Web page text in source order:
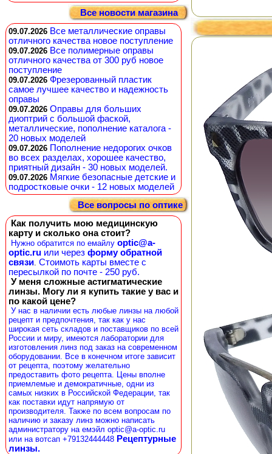
Все новости магазина
09.07.2026 Все металлические оправы
отличного качества новое поступление
09.07.2026 Все полимерные оправы
отличного качества от 300 руб новое
поступление
09.07.2026 Фрезерованный пластик
самое лучшее качество и надежность
оправы
09.07.2026 Оправы для больших
диоптрий с большой фаской,
металлические, пополнение каталога -
20 новых моделей
09.07.2026 Пополнение недорогих очков
во всех разделах, хорошее качество,
приятный дизайн - 30 новых моделей.
09.07.2026 Мягкие безопасные детские и
подростковые очки - 12 новых моделей
Все вопросы по оптике
Как получить мою медицинскую
карту и сколько она стоит?
Нужно обратится по емайлу optic@a-
optic.ru или через форму обратной
связи. Стоимоть карты вместе с
пересылкой по почте - 250 руб.
У меня сложные астигматические
линзы. Могу ли я купить такие у вас и
по какой цене?
У нас в наличии есть любые линзы на любой
рецепт и предпочтения, так как у нас
широкая сеть складов и поставщиков по всей
России и миру, имеются лаборатории для
изготовления линз под заказ на современном
оборудовании. Все в конечном итоге зависит
от рецепта, поэтому желательно
предоставить фото рецепта. Цены вполне
приемлемые и демократичные, одни из
самых низких в Российской Федерации, так
как поставки идут напрямую от
производителя. Также по всем вопросам по
наличию и заказу линз можно написать
администратору на емэйл optic@a-optic.ru
или на вотсап +79132444448 Рецептурные
линзы.